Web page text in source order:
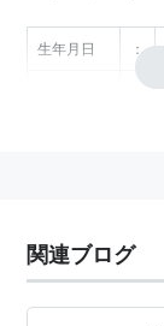
生年月日 ：
馬主
管理調教師 ：
関連ブログ